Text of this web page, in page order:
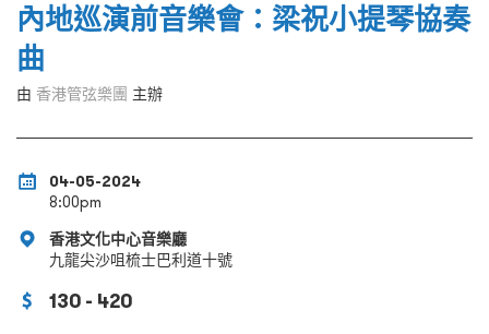
內地巡演前音樂會：梁祝小提琴協奏
曲
由 香港管弦樂團 主辦
04-05-2024
8:00pm
香港文化中心音樂廳
九龍尖沙咀梳士巴利道十號
130 - 420